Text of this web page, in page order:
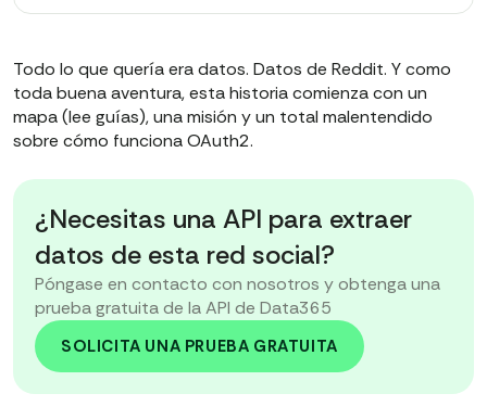
Todo lo que quería era datos. Datos de Reddit. Y como
toda buena aventura, esta historia comienza con un
mapa (lee guías), una misión y un total malentendido
sobre cómo funciona OAuth2.
¿Necesitas una API para extraer
datos de esta red social?
Póngase en contacto con nosotros y obtenga una
prueba gratuita de la API de Data365
SOLICITA UNA PRUEBA GRATUITA